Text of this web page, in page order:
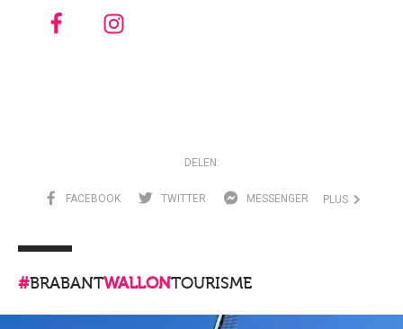
DELEN:
FACEBOOK TWITTER MESSENGER PLUS
#BRABANTWALLONTOURISME